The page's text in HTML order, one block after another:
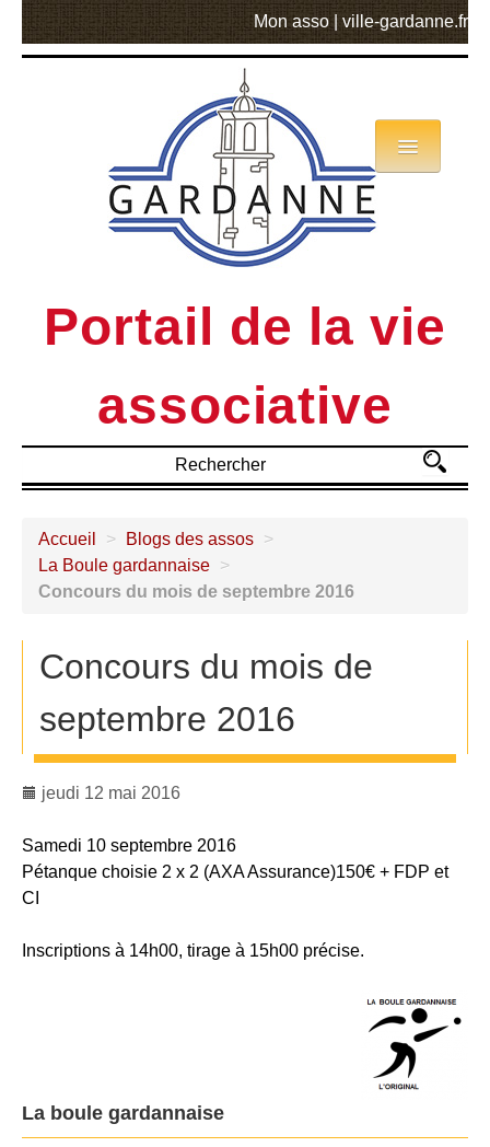
Mon asso ville-gardanne.fr
Portail de la vie
associative
Annuaire
Actualités
MVA
Accueil > Blogs des assos >
La Boule gardannaise >
Concours du mois de septembre 2016
Concours du mois de
septembre 2016
jeudi 12 mai 2016
Samedi 10 septembre 2016
Pétanque choisie 2 x 2 (AXA Assurance)150€ + FDP et
CI
Inscriptions à 14h00, tirage à 15h00 précise.
La boule gardannaise